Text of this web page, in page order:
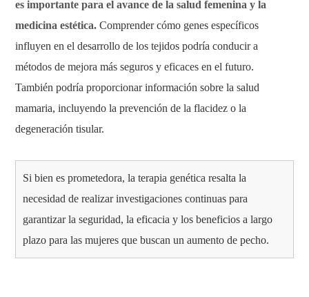
es importante para el avance de la salud femenina y la
medicina estética. Comprender cómo genes específicos
influyen en el desarrollo de los tejidos podría conducir a
métodos de mejora más seguros y eficaces en el futuro.
También podría proporcionar información sobre la salud
mamaria, incluyendo la prevención de la flacidez o la
degeneración tisular.
Si bien es prometedora, la terapia genética resalta la
necesidad de realizar investigaciones continuas para
garantizar la seguridad, la eficacia y los beneficios a largo
plazo para las mujeres que buscan un aumento de pecho.